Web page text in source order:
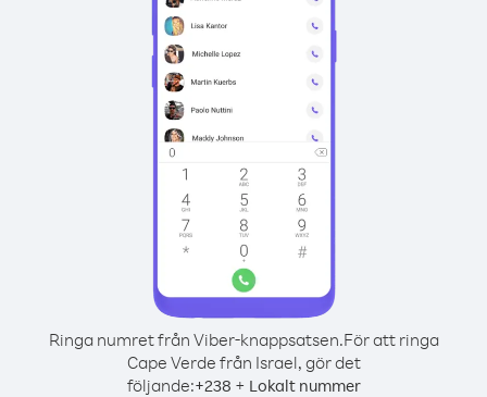
Ringa numret från Viber-knappsatsen.För att ringa
Cape Verde från Israel, gör det
följande:+238 + Lokalt nummer